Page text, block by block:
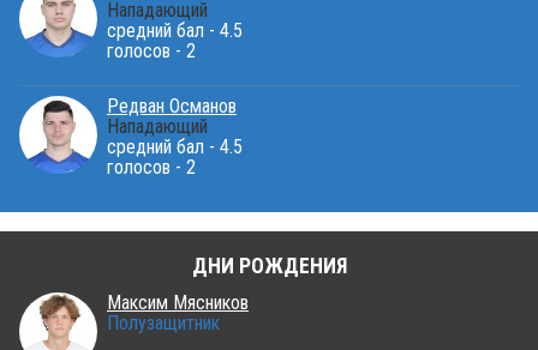
Нападающий
средний бал - 4.5
голосов - 2
Редван Османов
Нападающий
средний бал - 4.5
голосов - 2
ДНИ РОЖДЕНИЯ
Максим Мясников
Полузащитник